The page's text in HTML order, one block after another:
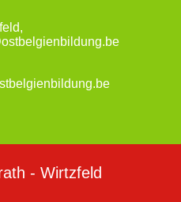
- Wirtzfeld